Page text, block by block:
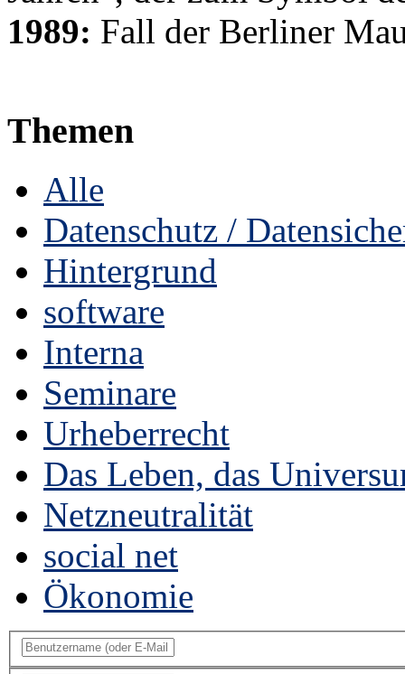
1989: Fall der Berliner
Themen
Alle
Datenschutz /
Hintergrund
software
Interna
Seminare
Urheberrecht
Das Leben, das
Netzneutralität
social net
Ökonomie